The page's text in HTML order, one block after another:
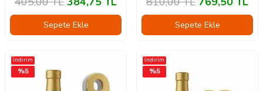
Sepete Ekle Sepete Ekle
İndirim
%5
İndirim
%5